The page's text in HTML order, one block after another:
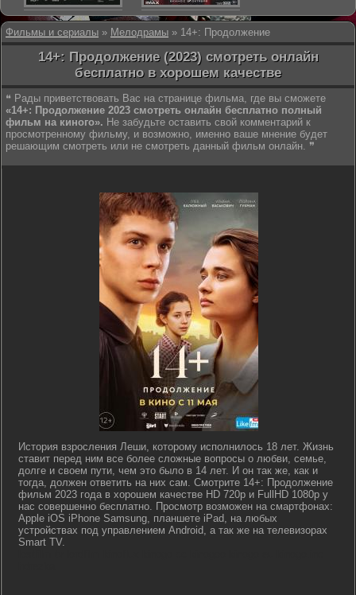
Фильмы и сериалы » Мелодрамы » 14+: Продолжение
14+: Продолжение (2023) смотреть онлайн
бесплатно в хорошем качестве
❝ Рады приветствовать Вас на странице фильма, где вы сможете
«14+: Продолжение 2023 смотреть онлайн бесплатно полный
фильм на киного». Не забудьте оставить свой комментарий к
просмотренному фильму, и возможно, именно ваше мнение будет
решающим смотреть или не смотреть данный фильм онлайн. ❞
История взросления Леши, которому исполнилось 18 лет. Жизнь
ставит перед ним все более сложные вопросы о любви, семье,
долге и своем пути, чем это было в 14 лет. И он так же, как и
тогда, должен ответить на них сам. Смотрите 14+: Продолжение
фильм 2023 года в хорошем качестве HD 720p и FullHD 1080p у
нас совершенно бесплатно. Просмотр возможен на смартфонах:
Apple iOS iPhone Samsung, планшете iPad, на любых
устройствах под управлением Android, а так же на телевизорах
Smart TV.